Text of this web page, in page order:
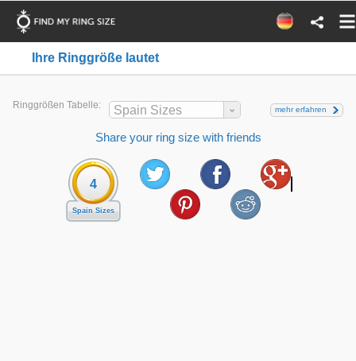
Ihre Ringgröße lautet
Ringgrößen Tabelle: Spain Sizes mehr erfahren
Share your ring size with friends
4
Spain Sizes